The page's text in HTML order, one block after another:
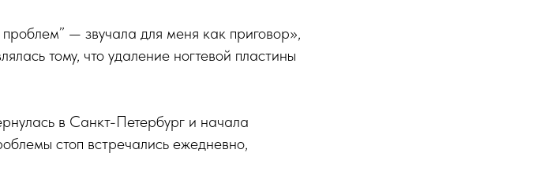
— звучала для меня как приговор»,
тому, что удаление ногтевой пластины
в Санкт-Петербург и начала
стоп встречались ежедневно,